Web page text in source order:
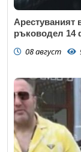
Арестуваният
ръководел 14
08 август